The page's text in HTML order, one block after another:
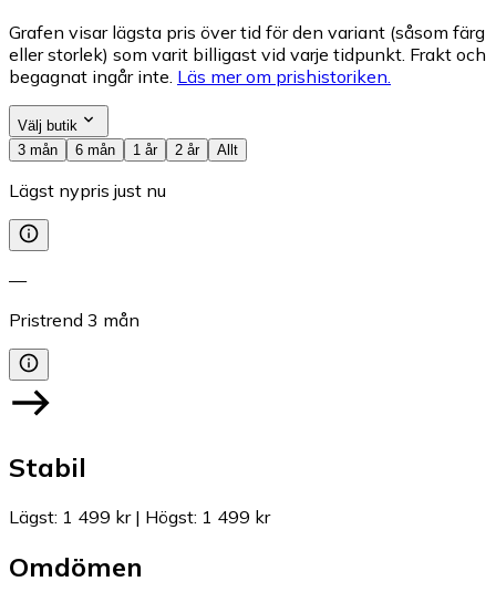
Grafen visar lägsta pris över tid för den variant (såsom färg
eller storlek) som varit billigast vid varje tidpunkt. Frakt och
begagnat ingår inte. Läs mer om prishistoriken.
Välj butik
3 mån
6 mån 1 år 2 år Allt
Lägst nypris just nu
—
Pristrend 3 mån
Stabil
Lägst: 1 499 kr| Högst: 1 499 kr
Omdömen